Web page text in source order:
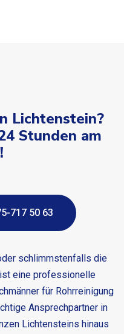
Lichtenstein?
Stunden am
717 50 63
schlimmstenfalls die
eine professionelle
für Rohrreinigung
Ansprechpartner in
Lichtensteins hinaus